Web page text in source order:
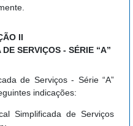
II
SERVIÇOS - SÉRIE “A”
de Serviços - Série “A”
indicações:
Simplificada de Serviços